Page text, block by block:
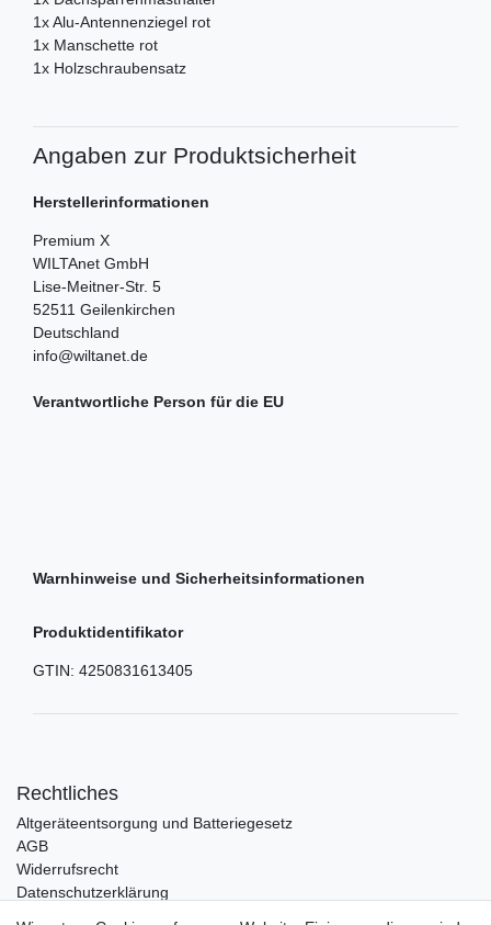
1x Alu-Antennenziegel rot
1x Manschette rot
1x Holzschraubensatz
Angaben zur Produktsicherheit
Herstellerinformationen
Premium X
WILTAnet GmbH
Lise-Meitner-Str. 5
52511 Geilenkirchen
Deutschland
info@wiltanet.de
Verantwortliche Person für die EU
Warnhinweise und Sicherheitsinformationen
Produktidentifikator
GTIN: 4250831613405
Rechtliches
Altgeräteentsorgung und Batteriegesetz
AGB
Widerrufsrecht
Datenschutzerklärung